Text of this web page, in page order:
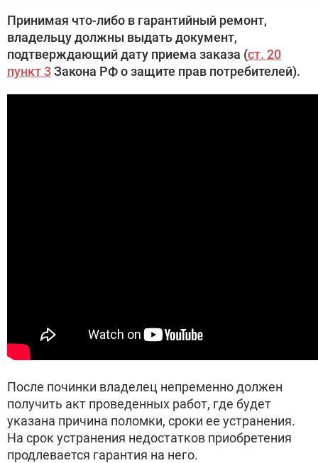
Принимая что-либо в гарантийный ремонт,
владельцу должны выдать документ,
подтверждающий дату приема заказа (ст. 20
пункт 3Закона РФ о защите прав потребителей).
После починки владелец непременно должен
получить акт проведенных работ, где будет
указана причина поломки, сроки ее устранения.
На срок устранения недостатков приобретения
продлевается гарантия на него.